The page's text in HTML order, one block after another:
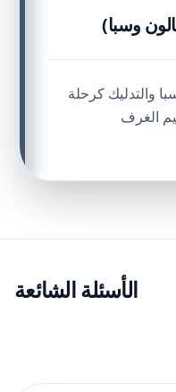
وسبا)
والتدليك كرحلة
الغرف
الأسئلة الشائعة